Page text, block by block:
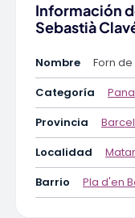
Información
Sebastià
Nombre
Forn
Categoría
Provincia
Localidad
Barrio
Pla d'en